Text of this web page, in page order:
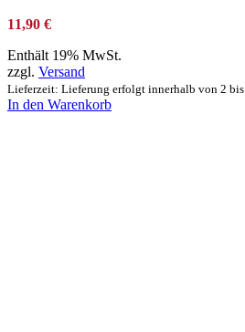
11,90 €
Enthält 19% MwSt.
zzgl. Versand
Lieferzeit: Lieferung erfolgt innerhalb von 2 bis
In den Warenkorb